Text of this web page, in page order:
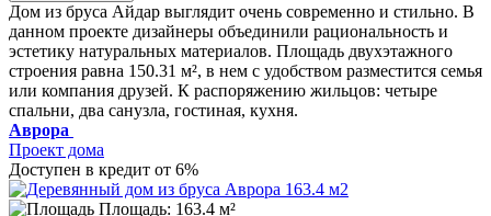
Дом из бруса Айдар выглядит очень современно и стильно. В
данном проекте дизайнеры объединили рациональность и
эстетику натуральных материалов. Площадь двухэтажного
строения равна 150.31 м², в нем с удобством разместится семья
или компания друзей. К распоряжению жильцов: четыре
спальни, два санузла, гостиная, кухня.
Аврора
Проект дома
Доступен в кредит от 6%
Площадь: 163.4 м²